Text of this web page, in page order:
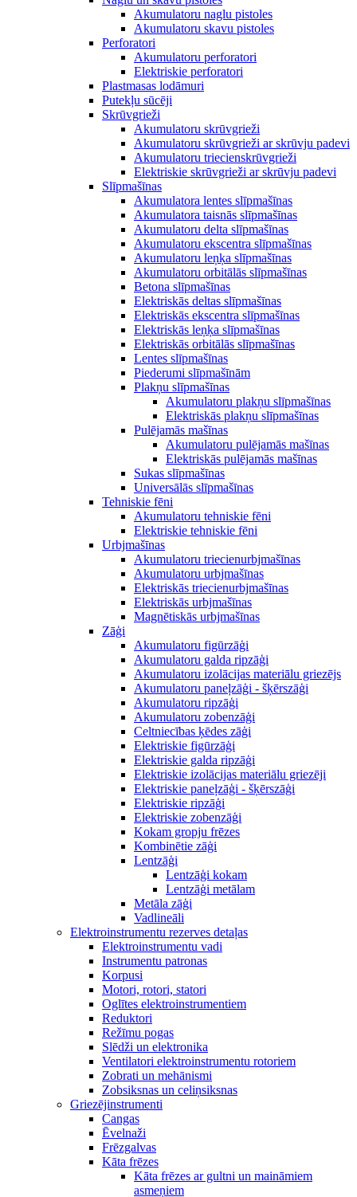
Akumulatoru naglu pistoles
Akumulatoru skavu pistoles
Perforatori
Akumulatoru perforatori
Elektriskie perforatori
Plastmasas lodāmuri
Putekļu sūcēji
Skrūvgrieži
Akumulatoru skrūvgrieži
Akumulatoru skrūvgrieži ar skrūvju padevi
Akumulatoru triecienskrūvgrieži
Elektriskie skrūvgrieži ar skrūvju padevi
Slīpmašīnas
Akumulatora lentes slīpmašīnas
Akumulatora taisnās slīpmašīnas
Akumulatoru delta slīpmašīnas
Akumulatoru ekscentra slīpmašīnas
Akumulatoru leņķa slīpmašīnas
Akumulatoru orbitālās slīpmašīnas
Betona slīpmašīnas
Elektriskās deltas slīpmašīnas
Elektriskās ekscentra slīpmašīnas
Elektriskās leņķa slīpmašīnas
Elektriskās orbitālās slīpmašīnas
Lentes slīpmašīnas
Piederumi slīpmašīnām
Plakņu slīpmašīnas
Akumulatoru plakņu slīpmašīnas
Elektriskās plakņu slīpmašīnas
Pulējamās mašīnas
Akumulatoru pulējamās mašīnas
Elektriskās pulējamās mašīnas
Sukas slīpmašīnas
Universālās slīpmašīnas
Tehniskie fēni
Akumulatoru tehniskie fēni
Elektriskie tehniskie fēni
Urbjmašīnas
Akumulatoru triecienurbjmašīnas
Akumulatoru urbjmašīnas
Elektriskās triecienurbjmašīnas
Elektriskās urbjmašīnas
Magnētiskās urbjmašīnas
Zāģi
Akumulatoru figūrzāģi
Akumulatoru galda ripzāģi
Akumulatoru izolācijas materiālu griezējs
Akumulatoru paneļzāģi - šķērszāģi
Akumulatoru ripzāģi
Akumulatoru zobenzāģi
Celtniecības ķēdes zāģi
Elektriskie figūrzāģi
Elektriskie galda ripzāģi
Elektriskie izolācijas materiālu griezēji
Elektriskie paneļzāģi - šķērszāģi
Elektriskie ripzāģi
Elektriskie zobenzāģi
Kokam gropju frēzes
Kombinētie zāģi
Lentzāģi
Lentzāģi kokam
Lentzāģi metālam
Metāla zāģi
Vadlineāli
Elektroinstrumentu rezerves detaļas
Elektroinstrumentu vadi
Instrumentu patronas
Korpusi
Motori, rotori, statori
Oglītes elektroinstrumentiem
Reduktori
Režīmu pogas
Slēdži un elektronika
Ventilatori elektroinstrumentu rotoriem
Zobrati un mehānismi
Zobsiksnas un celiņsiksnas
Griezējinstrumenti
Cangas
Ēvelnaži
Frēzgalvas
Kāta frēzes
Kāta frēzes ar gultni un maināmiem
asmeņiem